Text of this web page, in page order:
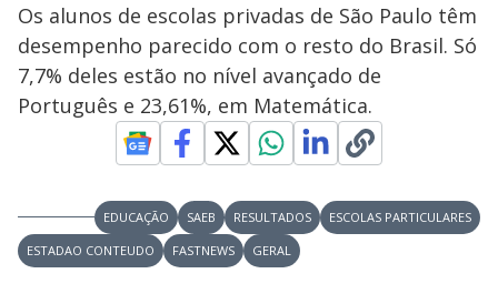
Os alunos de escolas privadas de São Paulo têm
desempenho parecido com o resto do Brasil. Só
7,7% deles estão no nível avançado de
Português e 23,61%, em Matemática.
EDUCAÇÃO SAEB RESULTADOS
ESCOLAS PARTICULARES
ESTADAO CONTEUDO
FASTNEWS GERAL